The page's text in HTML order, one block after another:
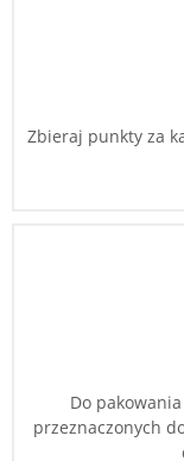
Zbieraj punkty za
Do
przeznaczonych